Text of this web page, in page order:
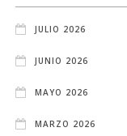
JULIO 2026
JUNIO 2026
MAYO 2026
MARZO 2026